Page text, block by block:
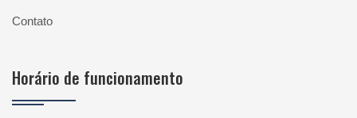
Contato
Horário de funcionamento